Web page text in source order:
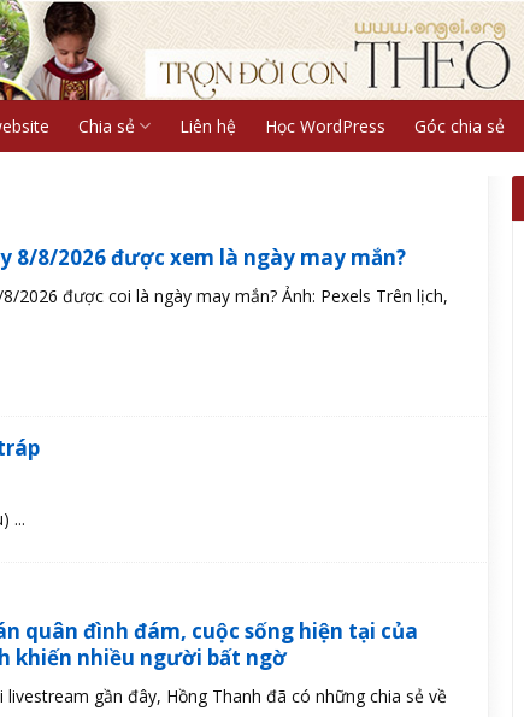
Chia sẻ Liên hệ Học WordPress Góc chia sẻ
8/8/2026 được xem là ngày may mắn?
2026 được coi là ngày may mắn? Ảnh: Pexels Trên lịch,
...
quân đình đám, cuộc sống hiện tại của
khiến nhiều người bất ngờ
livestream gần đây, Hồng Thanh đã có những chia sẻ về